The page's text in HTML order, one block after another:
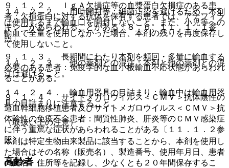
１４．２．２． 用時開封等：細菌汚染を避けるため、本剤
は使用するまで輸血口を開封しないこと。また、小児等への
輸血で全量を使用しなかった場合、本剤の残りを再度保存し
て使用しないこと。
１４．２．３． 他の薬剤との混注：本剤と他の薬剤との混
注は避けること。
１４．２．４． 輸血用器具の目詰まり：輸血中は輸血用器
具の目詰まりに注意すること。
（取扱い上の注意）
本剤は特定生物由来製品に該当することから、本剤を使用し
た場合はその名称（販売名）、製造番号、使用年月日、患者
の氏名・住所等を記録し、少なくとも２０年間保存するこ
９．１．２． ＩｇＡ欠損症等の血漿蛋白欠損症のある患
者：欠損蛋白に対する抗体を保有する患者では、アナフィラ
キシーがあらわれることがある〔８．６、１１．１．１参
照〕。
９．１．３． 長期間にわたり本剤を頻回・多量に輸血する
必要のある患者：免疫学的な血小板輸血不応状態があらわれ
ることがある。
９．１．４． サイトメガロウイルス＜ＣＭＶ＞抗体陰性の
造血幹細胞移植患者及びサイトメガロウイルス＜ＣＭＶ＞抗
体陰性の免疫不全患者：間質性肺炎、肝炎等のＣＭＶ感染症
に伴う重篤な症状があらわれることがある〔１１．１．２参
照〕。
高齢者